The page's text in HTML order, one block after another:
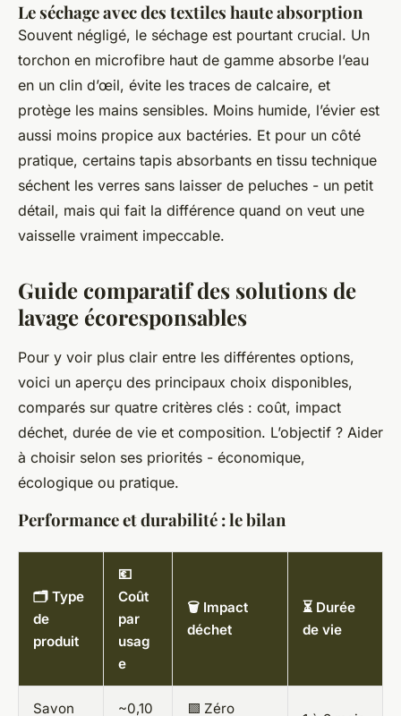
Le séchage avec des textiles haute absorption
Souvent négligé, le séchage est pourtant crucial. Un
torchon en microfibre haut de gamme absorbe l’eau
en un clin d’œil, évite les traces de calcaire, et
protège les mains sensibles. Moins humide, l’évier est
aussi moins propice aux bactéries. Et pour un côté
pratique, certains tapis absorbants en tissu technique
séchent les verres sans laisser de peluches - un petit
détail, mais qui fait la différence quand on veut une
vaisselle vraiment impeccable.
Guide comparatif des solutions de
lavage écoresponsables
Pour y voir plus clair entre les différentes options,
voici un aperçu des principaux choix disponibles,
comparés sur quatre critères clés : coût, impact
déchet, durée de vie et composition. L’objectif ? Aider
à choisir selon ses priorités - économique,
écologique ou pratique.
Performance et durabilité : le bilan
🗂️ Type
de
produit
💶
Coût
par
usag
e
🗑️ Impact
déchet
⏳ Durée
de vie
Savon
~0,10
🟩 Zéro